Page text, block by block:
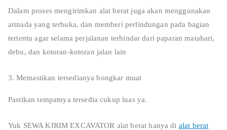
Dalam proses mengirimkan alat berat juga akan menggunakan
armada yang terbuka, dan memberi perlindungan pada bagian
tertentu agar selama perjalanan terhindar dari paparan matahari,
debu, dan kotoran-kotoran jalan lain
Memastikan tersedianya bongkar muat
Pastikan tempatnya tersedia cukup luas ya.
Yuk SEWA KIRIM EXCAVATOR alat berat hanya di alat berat